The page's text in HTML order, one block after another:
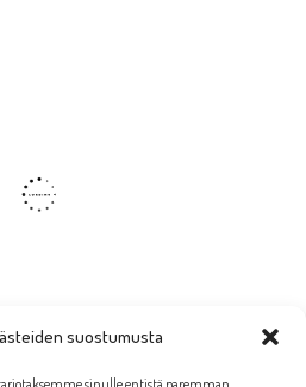
suostumusta